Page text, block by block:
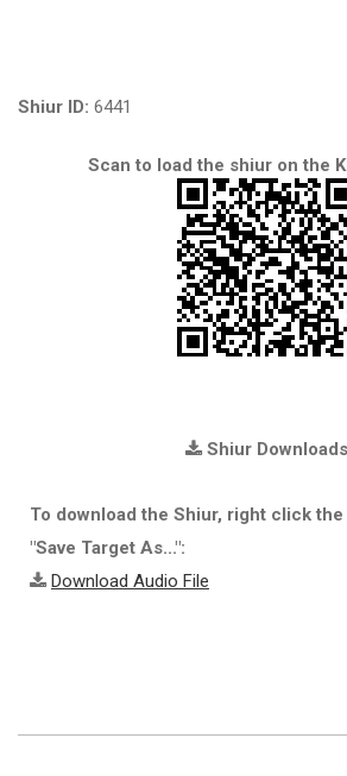
Shiur ID: 6441
Scan to load the shiur on the
Shiur Downloads
To download the Shiur, right click
"Save Target As...":
Download Audio File